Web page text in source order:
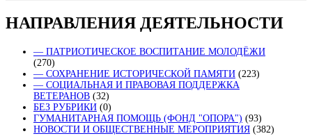
НАПРАВЛЕНИЯ ДЕЯТЕЛЬНОСТИ
— ПАТРИОТИЧЕСКОЕ ВОСПИТАНИЕ МОЛОДЁЖИ
(270)
— СОХРАНЕНИЕ ИСТОРИЧЕСКОЙ ПАМЯТИ (223)
— СОЦИАЛЬНАЯ И ПРАВОВАЯ ПОДДЕРЖКА
ВЕТЕРАНОВ (32)
БЕЗ РУБРИКИ (0)
ГУМАНИТАРНАЯ ПОМОЩЬ (ФОНД "ОПОРА") (93)
НОВОСТИ И ОБЩЕСТВЕННЫЕ МЕРОПРИЯТИЯ (382)